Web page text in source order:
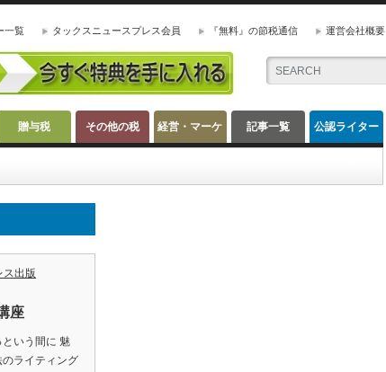
一覧 タックスニュースプレス会員 『無料』の節税通信 運営会社概要
贈与税 その他の税 経営・マーケ 記事一覧 公認ライター
ス出版
座
いう間に 魅
ライティング